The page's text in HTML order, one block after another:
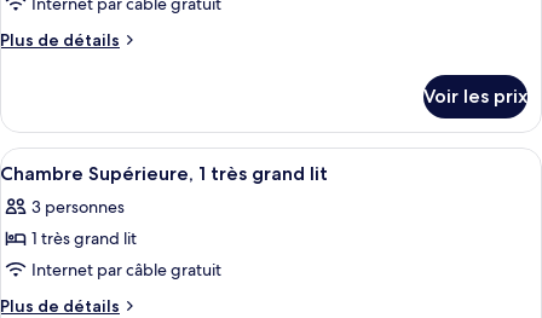
ce
chambre :
Studio
(Residence)
Plus de détails
Plus
le
type
de
Studio
(Residence)
Voir les prix
Afficher
toutes
les
photos
pour
ce
Literie hypoallergénique, minibar,
6
Chambre Supérieure, 1 très grand lit
3 personnes
1 très grand lit
Internet par câble gratuit
Plus de détails
Plus